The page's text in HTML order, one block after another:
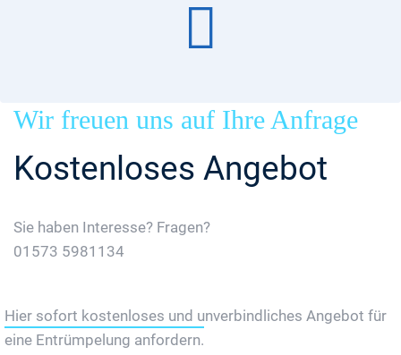
Wir freuen uns auf Ihre Anfrage
Kostenloses Angebot
Sie haben Interesse? Fragen?
01573 5981134
Hier sofort kostenloses und unverbindliches Angebot für
eine Entrümpelung anfordern.